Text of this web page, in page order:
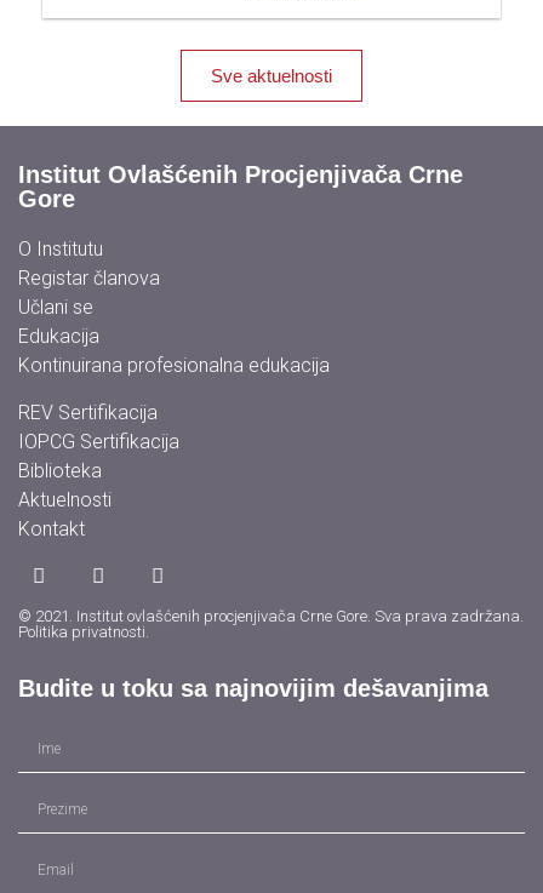
Sve aktuelnosti
Institut Ovlašćenih Procjenjivača Crne
Gore
O Institutu
Registar članova
Učlani se
Edukacija
Kontinuirana profesionalna edukacija
REV Sertifikacija
IOPCG Sertifikacija
Biblioteka
Aktuelnosti
Kontakt
© 2021. Institut ovlašćenih procjenjivača Crne Gore. Sva prava zadržana.
Politika privatnosti.
Budite u toku sa najnovijim dešavanjima